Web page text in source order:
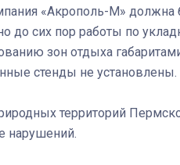
«Акрополь-М» должна
до сих пор работы по
зон отдыха
стенды не установлены.
территорий
нарушений.